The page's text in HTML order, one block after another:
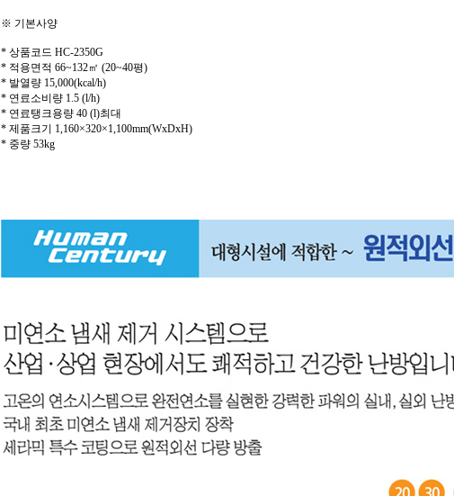
※ 기본사양
* 상품코드 HC-2350G
* 적용면적 66~132㎡ (20~40평)
* 발열량 15,000(kcal/h)
* 연료소비량 1.5 (l/h)
* 연료탱크용량 40 (l)최대
* 제품크기 1,160×320×1,100mm(WxDxH)
* 중량 53kg